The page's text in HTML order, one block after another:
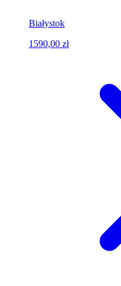
Białystok
1590,00 zł